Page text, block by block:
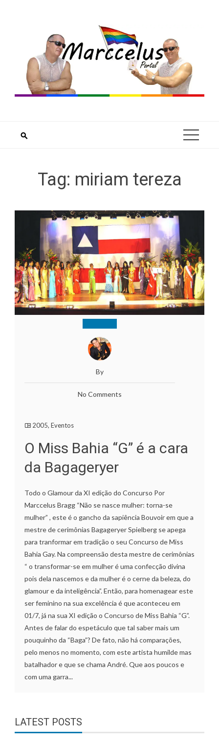
Tag: miriam tereza
By
No Comments
2005, Eventos
O Miss Bahia “G” é a cara
da Bagageryer
Todo o Glamour da XI edição do Concurso Por
Marccelus Bragg “Não se nasce mulher: torna-se
mulher” , este é o gancho da sapiência Bouvoir em que a
mestre de cerimônias Bagageryer Spielberg se apega
para tranformar em tradição o seu Concurso de Miss
Bahia Gay. Na compreensão desta mestre de cerimônias
“ o transformar-se em mulher é uma confecção divina
pois dela nascemos e da mulher é o cerne da beleza, do
glamour e da inteligência”. Então, para homenagear este
ser feminino na sua excelência é que aconteceu em
01/7, já na sua XI edição o Concurso de Miss Bahia “G”.
Antes de falar do espetáculo que tal saber mais um
pouquinho da “Baga”? De fato, não há comparações,
pelo menos no momento, com este artista humilde mas
batalhador e que se chama André. Que aos poucos e
com uma garra...
LATEST POSTS